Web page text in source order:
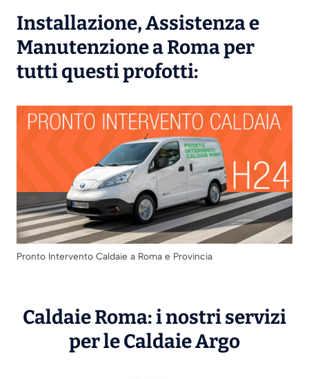
Installazione,Assistenzae
Manutenzionea Roma per
tutti questi profotti:
Pronto Intervento Caldaie a Roma e Provincia
Caldaie Roma: i nostri servizi
per le CaldaieArgo